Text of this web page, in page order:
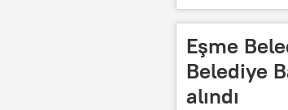
Eşme
Belediye
alındı